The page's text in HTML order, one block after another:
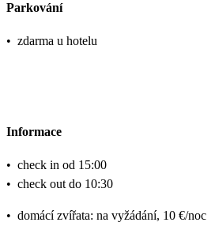
Parkování
• zdarma u hotelu
Informace
• check in od 15:00
• check out do 10:30
• domácí zvířata: na vyžádání, 10 €/noc